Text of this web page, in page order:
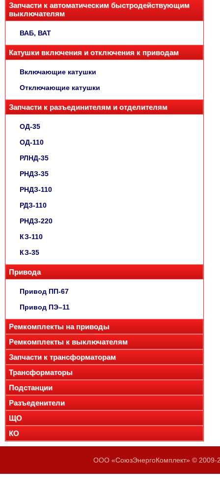
Запчасти к автоматическим быстродействующим
выключателям
ВАБ, ВАТ
Катушки включения и отключения к приводам
Включающие катушки
Отключающие катушки
Запчасти к разъединителям и отделителям
ОД-35
ОД-110
РЛНД-35
РНДЗ-35
РНДЗ-110
РДЗ-110
РНДЗ-220
КЗ-110
КЗ-35
Привода
Привод ПП-67
Привод ПЭ–11
Ремкомплекты на приводы
Ремкомплекты к выключателям
Запчасти к трансформаторам
Трансформаторы
Подстанции
Разъеденители
ЩО
КО
ООО «СоюзЭнергоКомплект» © 2009-